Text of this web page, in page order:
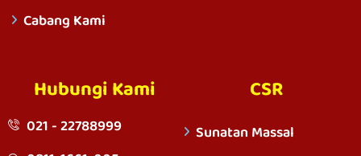
Cabang Kami
Hubungi Kami
021 - 22788999
CSR
Sunatan Massal